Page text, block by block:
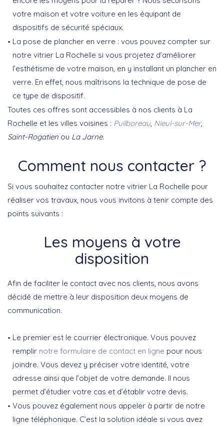
votre maison et votre voiture en les équipant de
dispositifs de sécurité spéciaux.
La pose de plancher en verre : vous pouvez compter sur
notre vitrier La Rochelle si vous projetez d’améliorer
l’esthétisme de votre maison, en y installant un plancher en
verre. En effet, nous maîtrisons la technique de pose de
ce type de dispositif.
Toutes ces offres sont accessibles à nos clients à La
Rochelle et les villes voisines : Puilboreau Nieul-sur-Mer,
Saint-Rogatien ou La Jarne.
Comment nous contacter ?
Si vous souhaitez contacter notre vitrier La Rochelle pour
réaliser vos travaux, nous vous invitons à tenir compte des
points suivants :
Les moyens à votre
disposition
Afin de faciliter le contact avec nos clients, nous avons
décidé de mettre à leur disposition deux moyens de
communication.
Le premier est le courrier électronique. Vous pouvez
remplir notre formulaire de contact en ligne pour nous
joindre. Vous devez y préciser votre identité, votre
adresse ainsi que l’objet de votre demande. Il nous
permet d’étudier votre cas et d’établir votre devis.
Vous pouvez également nous appeler à partir de notre
ligne téléphonique. C’est la solution idéale si vous avez